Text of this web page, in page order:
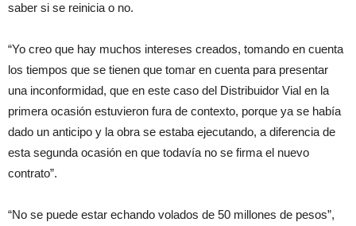
saber si se reinicia o no.
“Yo creo que hay muchos intereses creados, tomando en cuenta
los tiempos que se tienen que tomar en cuenta para presentar
una inconformidad, que en este caso del Distribuidor Vial en la
primera ocasión estuvieron fura de contexto, porque ya se había
dado un anticipo y la obra se estaba ejecutando, a diferencia de
esta segunda ocasión en que todavía no se firma el nuevo
contrato”.
“No se puede estar echando volados de 50 millones de pesos”,